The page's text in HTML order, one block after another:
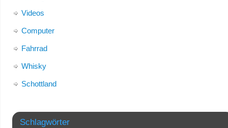
Videos
Computer
Fahrrad
Whisky
Schottland
Schlagwörter